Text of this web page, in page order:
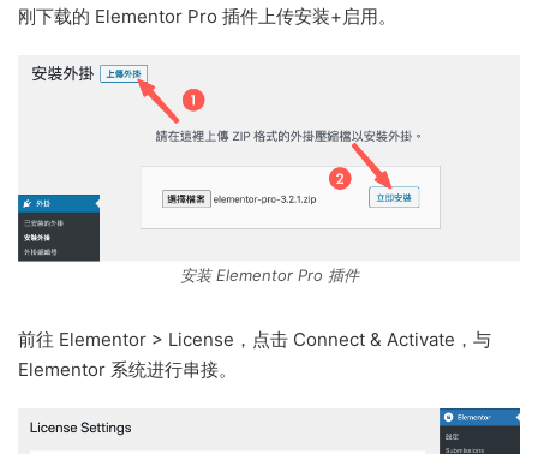
刚下载的 Elementor Pro 插件上传安装+启用。
安装 Elementor Pro 插件
前往 Elementor > License，点击 Connect & Activate，与
Elementor 系统进行串接。